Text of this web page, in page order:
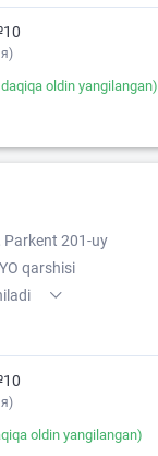
oldin yangilangan)
Parkent 201-uy
qarshisi
oldin yangilangan)